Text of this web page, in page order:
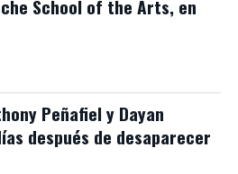
School of the Arts, en
Peñafiel y Dayan
después de desaparecer